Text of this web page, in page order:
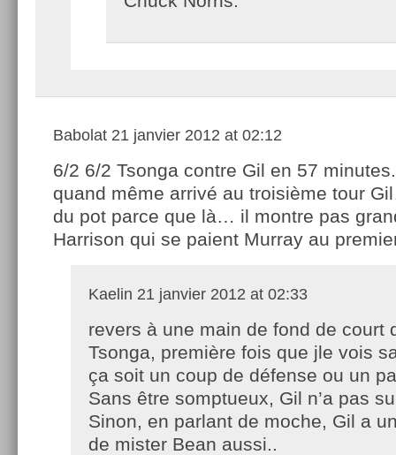
Babolat 21 janvier 2012 at 02:12
6/2 6/2 Tsonga contre Gil en 57
quand même arrivé au troisième tour
du pot parce que là… il montre pas
Harrison qui se paient Murray au
Kaelin 21 janvier 2012 at 02:33
revers à une main de fond de court
Tsonga, première fois que jle vois
ça soit un coup de défense ou un
Sans être somptueux, Gil n’a pas
Sinon, en parlant de moche, Gil a
de mister Bean aussi..